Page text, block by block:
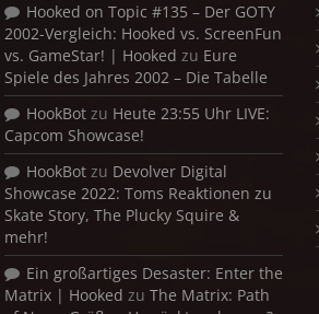
Hooked on Topic #135 – Der GOTY
2002-Vergleich: Hooked vs. ScreenFun
vs. GameStar! | Hooked zu Eure
Spiele des Jahres 2002 – Die Tabelle
HookBot zu Heute 23:55 Uhr LIVE:
Capcom Showcase!
HookBot zu Devolver Digital
Showcase 2022: Toms Reaktionen zu
Skate Story, The Plucky Squire &
mehr!
Ein großartiges Desaster: Enter the
Matrix | Hooked zu The Matrix: Path